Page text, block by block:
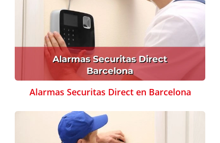
Alarmas Securitas Direct en Barcelona